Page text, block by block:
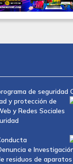
de seguridad
y protección de
y Redes Sociales
e
residuos de